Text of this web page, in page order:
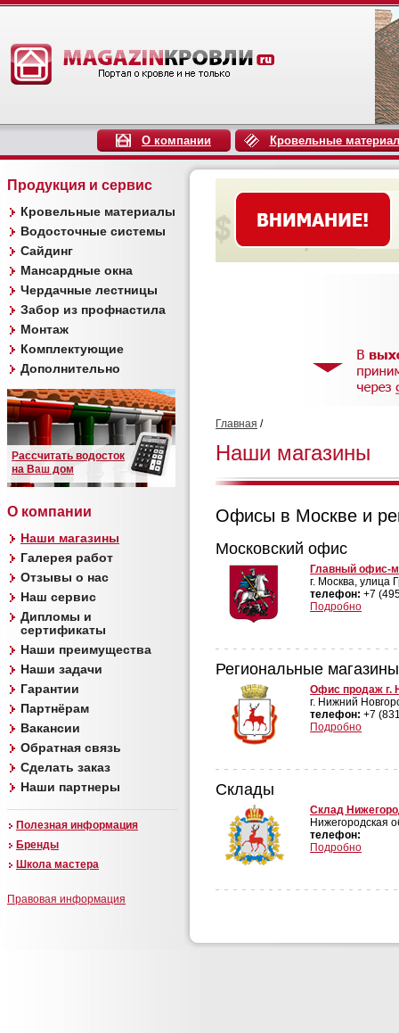
О компании Кровельные
Продукция и сервис
Кровельные материалы
Водосточные системы
Сайдинг
Мансардные окна
Чердачные лестницы
Забор из профнастила
Монтаж
Комплектующие
Дополнительно
Рассчитать водосток
на Ваш дом
О компании
Наши магазины
Галерея работ
Отзывы о нас
Наш сервис
Дипломы и
сертификаты
Наши преимущества
Наши задачи
Гарантии
Партнёрам
Вакансии
Обратная связь
Сделать заказ
Наши партнеры
Полезная информация
Бренды
Школа мастера
Правовая информация
Главная /
Наши магазины
Офисы в Москве и
Московский офис
Главный офис-
г. Москва, улица
телефон: +7
Подробно
Региональные магазины
Офис продаж г.
г. Нижний
телефон: +7
Подробно
Склады
Cклад
Нижегородская
телефон:
Подробно